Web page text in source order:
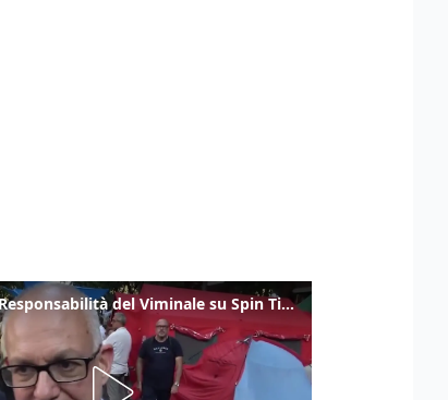
Gualtieri: "Responsabilità del Viminale su Spin Time? La posizione dei partiti è nota"